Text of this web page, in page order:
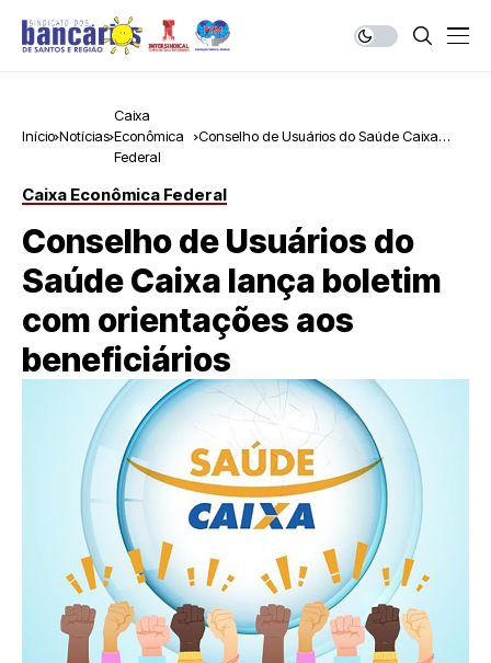
Início Notícias
Caixa
Econômica
Federal
Conselho de Usuários do Saúde Caixa
Caixa Econômica Federal
Conselho de Usuários do
Saúde Caixa lança boletim
com orientações aos
beneficiários